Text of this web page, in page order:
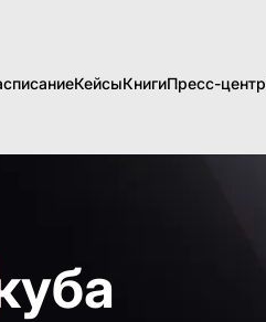
КейсыКнигиПресс-центр